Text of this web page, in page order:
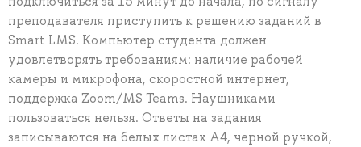
преподавателя приступить к решению заданий в
Smart LMS. Компьютер студента должен
удовлетворять требованиям: наличие рабочей
камеры и микрофона, скоростной интернет,
поддержка Zoom/MS Teams. Наушниками
пользоваться нельзя. Ответы на задания
записываются на белых листах А4, черной ручкой,